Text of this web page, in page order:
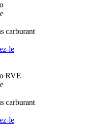
carburant
le
RVE
carburant
le